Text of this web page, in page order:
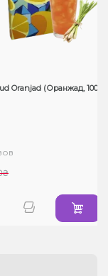
Oranjad (Оранжад, 100